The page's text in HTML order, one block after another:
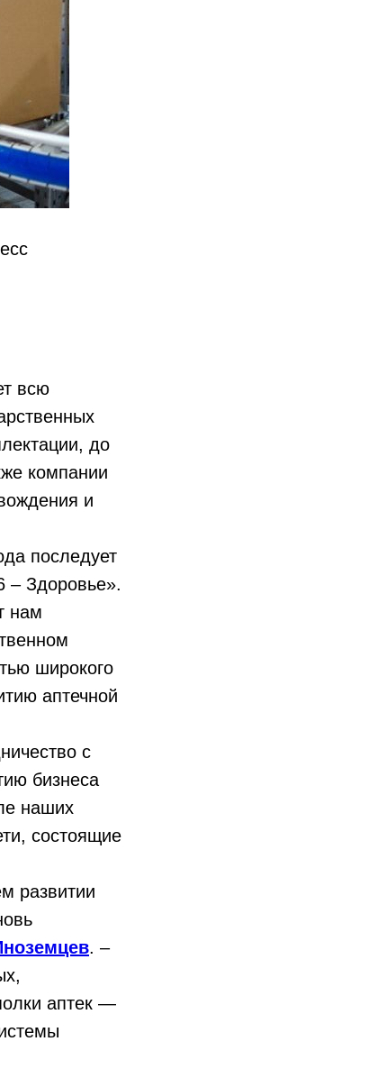
всю
до
компании
и
последует
– Здоровье».
нам
широкого
аптечной
с
бизнеса
наших
состоящие
развитии
. –
аптек —